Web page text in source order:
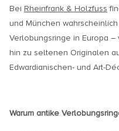
Bei Rheinfrank & Holzfuss
und München
Verlobungsringe in Europa
hin zu seltenen Originalen
Edwardianischen- und Art-
Warum antike